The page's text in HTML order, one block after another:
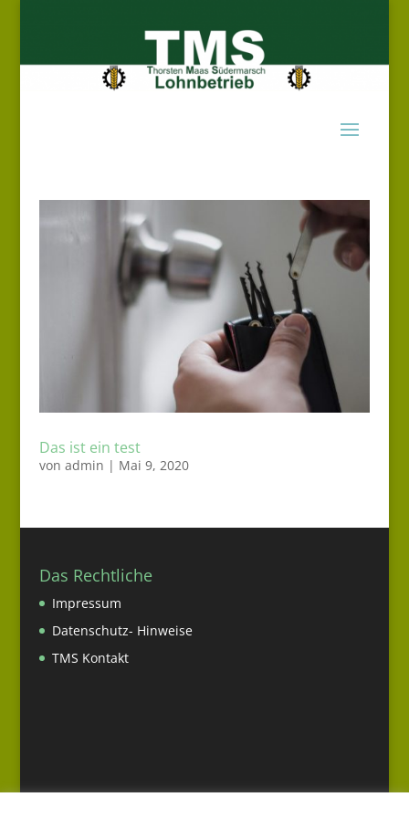
Das ist ein test
von admin | Mai 9, 2020
Das Rechtliche
Impressum
Datenschutz- Hinweise
TMS Kontakt